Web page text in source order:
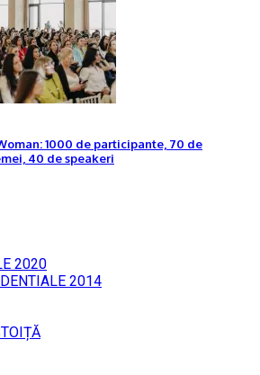
1000 de participante, 70 de
40 de speakeri
2020
2014